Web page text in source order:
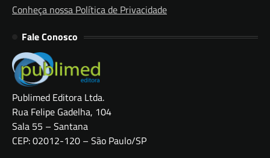
Conheça nossa Política de Privacidade
Fale Conosco
Publimed Editora Ltda.
Rua Felipe Gadelha, 104
Sala 55 – Santana
CEP: 02012-120 – São Paulo/SP